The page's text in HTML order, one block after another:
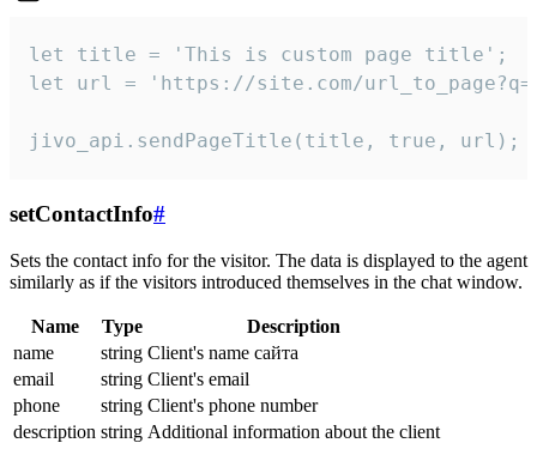
let title = 'This is custom page title';
let url = 'https://site.com/
jivo_api.sendPageTitle(title, true, url);
setContactInfo#
Sets the contact info for the visitor. The data is displayed to the agent
similarly as if the visitors introduced themselves in the chat window.
Name Type
Description
name
string Client's name сайта
email
string Client's email
phone
string Client's phone number
description string Additional information about the client